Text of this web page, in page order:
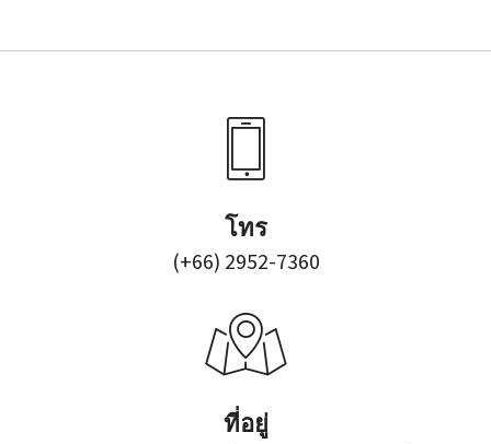
โทร
(+66) 2952-7360
ที่อยู่